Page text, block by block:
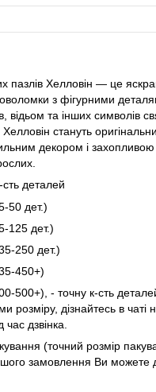
пазлів Хелловін — це
з фігурними
відьом та інших символів
Хелловін стануть
декором і
сть деталей
50 дет.)
125 дет.)
250 дет.)
450+)
500+), - точну к-сть
розміру, дізнайтесь в чаті
дзвінка.
(точний розмір
замовлення Ви можете